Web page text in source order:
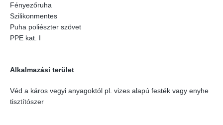
Fényezőruha
Szilikonmentes
Puha poliészter szövet
PPE kat. I
Alkalmazási terület
Véd a káros vegyi anyagoktól pl. vizes alapú festék vagy enyhe
tisztítószer